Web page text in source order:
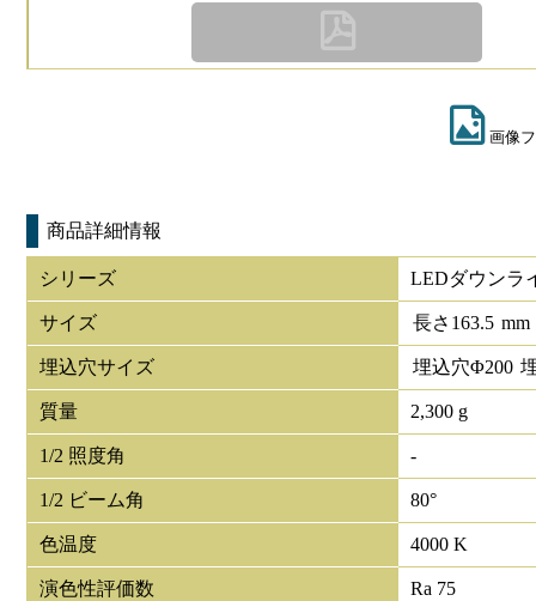
画像
商品詳細情報
シリーズ LEDダウン
サイズ 長さ 163.5 mm
埋込穴サイズ 埋込穴Φ200
質量 2,300 g
1/2 照度角 -
1/2 ビーム角 80°
色温度 4000 K
演色性評価数 Ra 75